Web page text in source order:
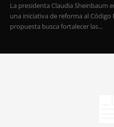
La presidenta Claudia Sheinbaum
una iniciativa de reforma al Código
propuesta busca fortalecer las...